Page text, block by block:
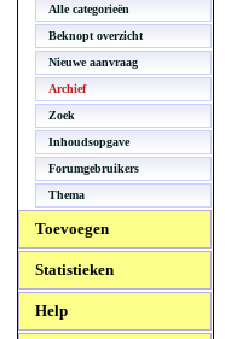
Alle categorieën
Beknopt overzicht
Nieuwe aanvraag
Archief
Zoek
Inhoudsopgave
Forumgebruikers
Thema
Toevoegen
Statistieken
Help